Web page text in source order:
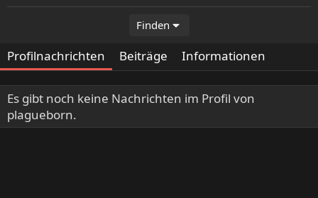
Finden
Profilnachrichten Beiträge Informationen
Es gibt noch keine Nachrichten im Profil von
plagueborn.